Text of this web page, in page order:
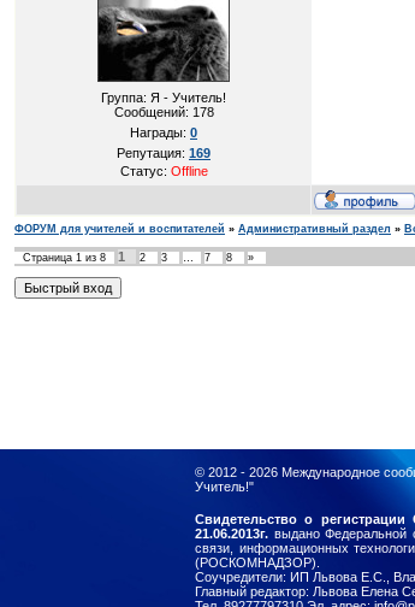
Группа: Я - Учитель!
Сообщений: 178
Награды: 0
Репутация: 169
Статус: Offline
ФОРУМ для учителей и воспитателей » Административный раздел »
Страница 1 из 8 1 2 3 … 7 8 »
© 2012 - 2026 Международное
Учитель!"
Свидетельство о
21.06.2013г. выдано Федеральной
связи, информационных
(РОСКОМНАДЗОР).
Соучредители: ИП Львова Е.С.,
Главный редактор: Львова Елена